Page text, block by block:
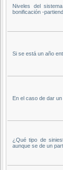
Niveles del
bonificación -
Si se está un año
En el caso de dar
¿Qué tipo de
aunque se de un